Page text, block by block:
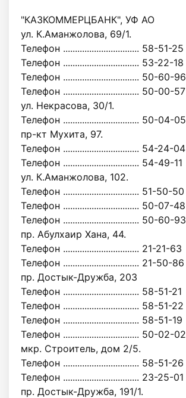
"КАЗКОММЕРЦБАНК", УФ АО
ул. К.Аманжолова, 69/1.
Телефон ................................ 58-51-25
Телефон ................................ 53-22-18
Телефон ................................ 50-60-96
Телефон ................................ 50-00-57
ул. Некрасова, 30/1.
Телефон ................................ 50-04-05
пр-кт Мухита, 97.
Телефон ................................ 54-24-04
Телефон ................................ 54-49-11
ул. К.Аманжолова, 102.
Телефон ................................ 51-50-50
Телефон ................................ 50-07-48
Телефон ................................ 50-60-93
пр. Абулхаир Хана, 44.
Телефон ................................ 21-21-63
Телефон ................................ 21-50-86
пр. Достык-Дружба, 203
Телефон ................................ 58-51-21
Телефон ................................ 58-51-22
Телефон ................................ 58-51-19
Телефон ................................ 50-02-02
мкр. Строитель, дом 2/5.
Телефон ................................ 58-51-26
Телефон ................................ 23-25-01
пр. Достык-Дружба, 191/1.